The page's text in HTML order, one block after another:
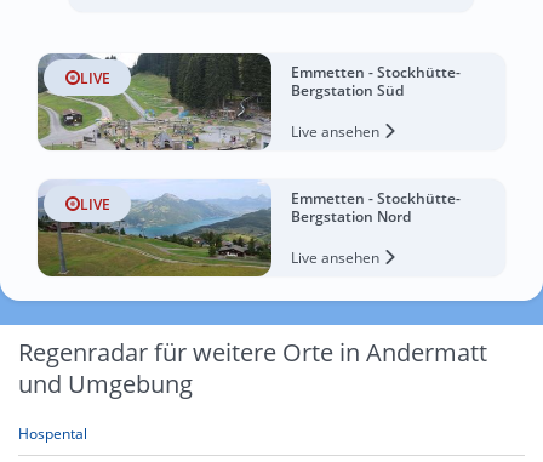
LIVE
Emmetten - Stockhütte-
Bergstation Süd
Live ansehen
LIVE
Emmetten - Stockhütte-
Bergstation Nord
Live ansehen
Regenradar für weitere Orte in Andermatt
und Umgebung
Hospental